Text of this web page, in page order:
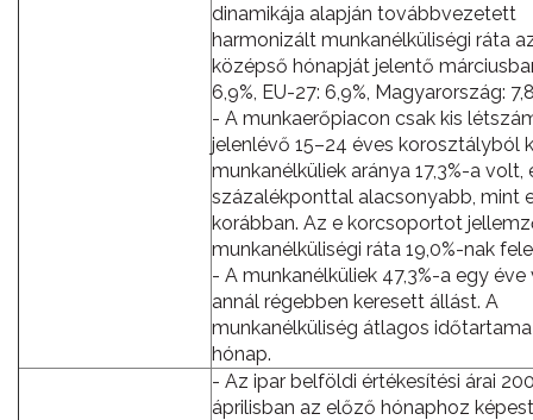
dinamikája alapján továbbvezetett
harmonizált munkanélküliségi ráta
középső hónapját jelentő
6,9%, EU-27: 6,9%, Magyarország:
- A munkaerőpiacon csak kis
jelenlévő 15–24 éves korosztályból
munkanélküliek aránya 17,3%-a volt,
százalékponttal alacsonyabb, mint
korábban. Az e korcsoportot
munkanélküliségi ráta 19,0%-nak
- A munkanélküliek 47,3%-a egy éve
annál régebben keresett állást. A
munkanélküliség átlagos időtartama
hónap.
- Az ipar belföldi értékesítési árai
áprilisban az előző hónaphoz